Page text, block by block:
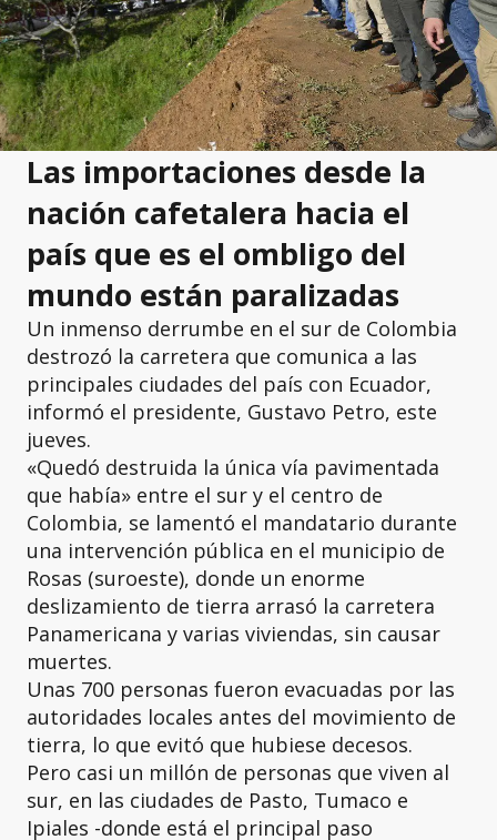
Las importaciones desde la
nación cafetalera hacia el
país que es el ombligo del
mundo están paralizadas
Un inmenso derrumbe en el sur de Colombia
destrozó la carretera que comunica a las
principales ciudades del país con Ecuador,
informó el presidente, Gustavo Petro, este
jueves.
«Quedó destruida la única vía pavimentada
que había» entre el sur y el centro de
Colombia, se lamentó el mandatario durante
una intervención pública en el municipio de
Rosas (suroeste), donde un enorme
deslizamiento de tierra arrasó la carretera
Panamericana y varias viviendas, sin causar
muertes.
Unas 700 personas fueron evacuadas por las
autoridades locales antes del movimiento de
tierra, lo que evitó que hubiese decesos.
Pero casi un millón de personas que viven al
sur, en las ciudades de Pasto, Tumaco e
Ipiales -donde está el principal paso